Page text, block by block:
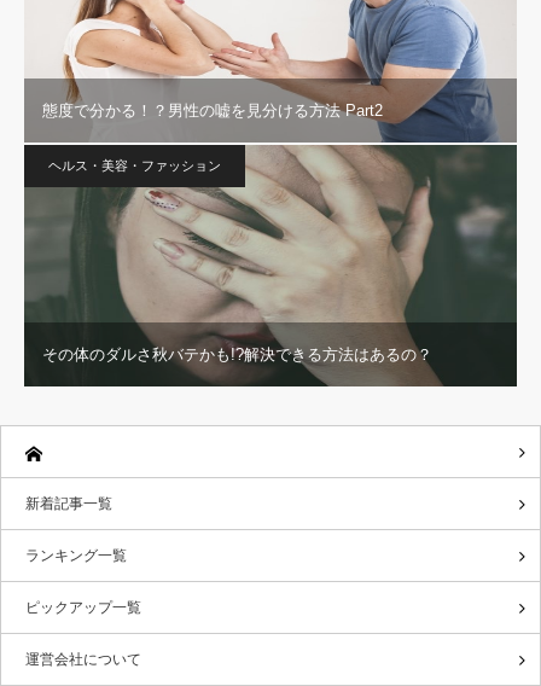
態度で分かる！？男性の嘘を見分ける方法 Part2
ヘルス・美容・ファッション
その体のダルさ秋バテかも!?解決できる方法はあるの？
新着記事一覧
ランキング一覧
ピックアップ一覧
運営会社について